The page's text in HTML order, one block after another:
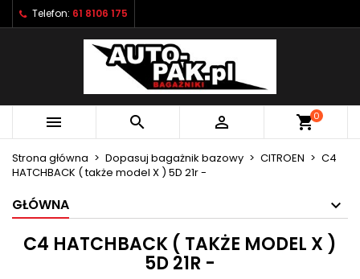
Telefon: 61 8106 175
   shopping_cart0
Strona główna Dopasuj bagażnik bazowy CITROEN
C4
HATCHBACK ( także model X ) 5D 21r -
GŁÓWNA
C4 HATCHBACK ( TAKŻE MODEL X )
5D 21R -
Moje listy życzeń ×
Utwórz nową listę
((modalTitle)) ×
((confirmMessage))
((cancelText)) ((modalDeleteText))
Utwórz listę życzeń ×
Nazwa listy życzeń
Anuluj Utwórz listę życzeń
Zaloguj się ×
Musisz być zalogowany by zapisać produkty na
swojej liście życzeń.
Anuluj Zaloguj się